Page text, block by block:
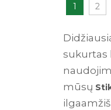
1
2
sukurtas
mūsų